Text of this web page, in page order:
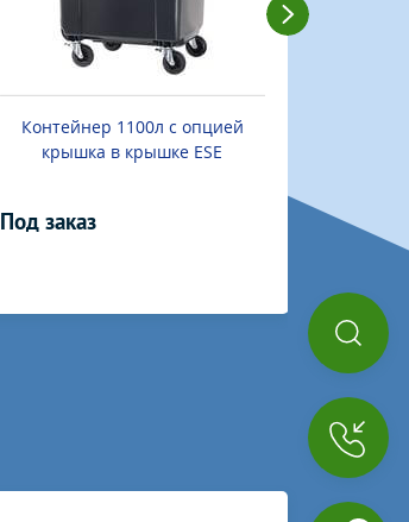
Контейнер 1100 литров с
плоской крышкой Ese
Под заказ Под